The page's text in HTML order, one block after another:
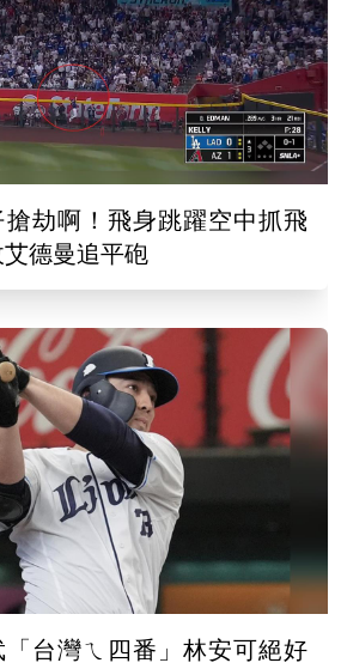
劫啊！飛身跳躍空中抓飛
德曼追平砲
「台灣ㄟ四番」林安可絕好